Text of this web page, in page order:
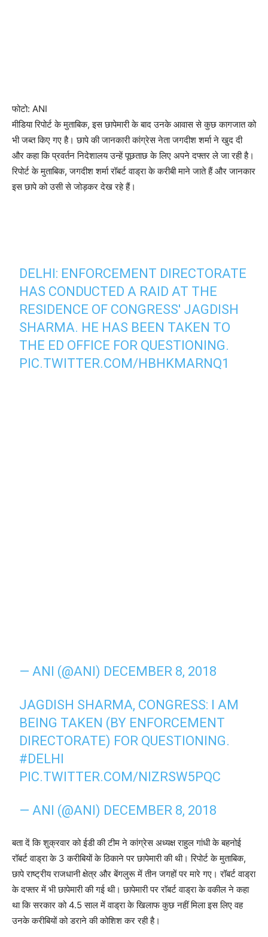
फोटो: ANI
मीडिया रिपोर्ट के मुताबिक, इस छापेमारी के बाद उनके आवास से कुछ कागजात को
भी जब्त किए गए है। छापे की जानकारी कांग्रेस नेता जगदीश शर्मा ने खुद दी
और कहा कि प्रवर्तन निदेशालय उन्हें पूछताछ के लिए अपने दफ्तर ले जा रही है।
रिपोर्ट के मुताबिक, जगदीश शर्मा रॉबर्ट वाड्रा के करीबी माने जाते हैं और जानकार
इस छापे को उसी से जोड़कर देख रहे हैं।
DELHI: ENFORCEMENT DIRECTORATE
HAS CONDUCTED A RAID AT THE
RESIDENCE OF CONGRESS' JAGDISH
SHARMA. HE HAS BEEN TAKEN TO
THE ED OFFICE FOR QUESTIONING.
PIC.TWITTER.COM/HBHKMARNQ1
— ANI (@ANI) DECEMBER 8, 2018
JAGDISH SHARMA, CONGRESS: I AM
BEING TAKEN (BY ENFORCEMENT
DIRECTORATE) FOR QUESTIONING.
#DELHI
PIC.TWITTER.COM/NIZRSW5PQC
— ANI (@ANI) DECEMBER 8, 2018
बता दें कि शुक्रवार को ईडी की टीम ने कांग्रेस अध्यक्ष राहुल गांधी के बहनोई
रॉबर्ट वाड्रा के 3 करीबियों के ठिकाने पर छापेमारी की थी। रिपोर्ट के मुताबिक,
छापे राष्ट्रीय राजधानी क्षेत्र और बेंगलुरू में तीन जगहों पर मारे गए। रॉबर्ट वाड्रा
के दफ्तर में भी छापेमारी की गई थी। छापेमारी पर रॉबर्ट वाड्रा के वकील ने कहा
था कि सरकार को 4.5 साल में वाड्रा के खिलाफ कुछ नहीं मिला इस लिए वह
उनके करीबियों को डराने की कोशिश कर रही है।